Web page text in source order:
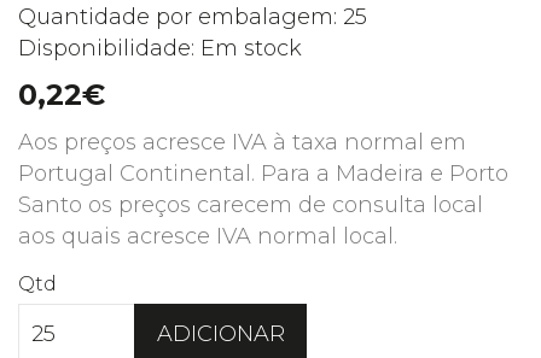
Quantidade por embalagem: 25
Disponibilidade: Em stock
0,22€
Aos preços acresce IVA à taxa normal em
Portugal Continental. Para a Madeira e Porto
Santo os preços carecem de consulta local
aos quais acresce IVA normal local.
Qtd
ADICIONAR